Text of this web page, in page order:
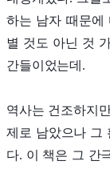
하는 남자 때문에
별 것도 아닌 것
간들이었는데.
역사는 건조하지
제로 남았으나 그
다. 이 책은 그 간